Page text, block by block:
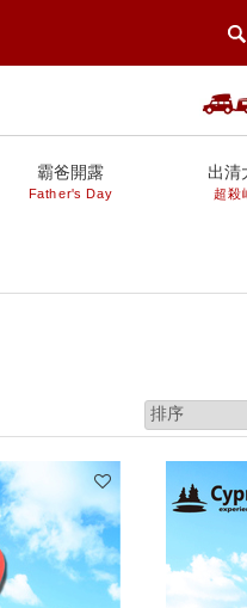
霸爸開露
Father's Day
出清
超殺